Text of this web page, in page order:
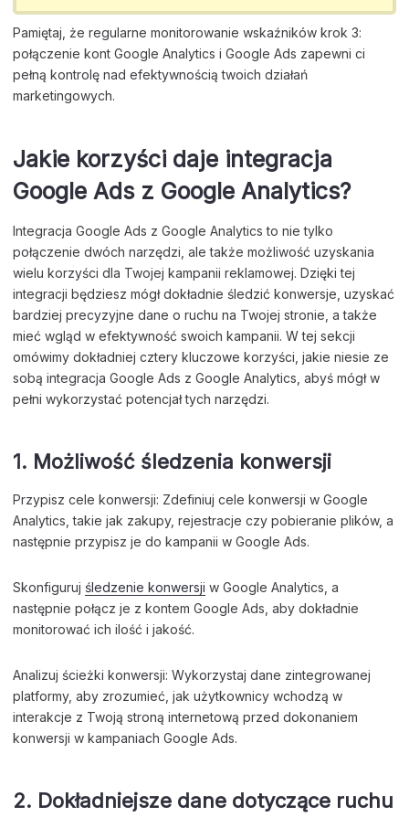
Pamiętaj, że regularne monitorowanie wskaźników krok 3:
połączenie kont Google Analytics i Google Ads zapewni ci
pełną kontrolę nad efektywnością twoich działań
marketingowych.
Jakie korzyści daje integracja
Google Ads z Google Analytics?
Integracja Google Ads z Google Analytics to nie tylko
połączenie dwóch narzędzi, ale także możliwość uzyskania
wielu korzyści dla Twojej kampanii reklamowej. Dzięki tej
integracji będziesz mógł dokładnie śledzić konwersje, uzyskać
bardziej precyzyjne dane o ruchu na Twojej stronie, a także
mieć wgląd w efektywność swoich kampanii. W tej sekcji
omówimy dokładniej cztery kluczowe korzyści, jakie niesie ze
sobą integracja Google Ads z Google Analytics, abyś mógł w
pełni wykorzystać potencjał tych narzędzi.
1. Możliwość śledzenia konwersji
Przypisz cele konwersji: Zdefiniuj cele konwersji w Google
Analytics, takie jak zakupy, rejestracje czy pobieranie plików, a
następnie przypisz je do kampanii w Google Ads.
Skonfiguruj śledzenie konwersji w Google Analytics, a
następnie połącz je z kontem Google Ads, aby dokładnie
monitorować ich ilość i jakość.
Analizuj ścieżki konwersji: Wykorzystaj dane zintegrowanej
platformy, aby zrozumieć, jak użytkownicy wchodzą w
interakcje z Twoją stroną internetową przed dokonaniem
konwersji w kampaniach Google Ads.
2. Dokładniejsze dane dotyczące ruchu